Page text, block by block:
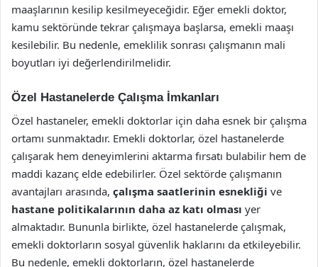
maaşlarının kesilip kesilmeyeceğidir. Eğer emekli doktor,
kamu sektöründe tekrar çalışmaya başlarsa, emekli maaşı
kesilebilir. Bu nedenle, emeklilik sonrası çalışmanın mali
boyutları iyi değerlendirilmelidir.
Özel Hastanelerde Çalışma İmkanları
Özel hastaneler, emekli doktorlar için daha esnek bir çalışma
ortamı sunmaktadır. Emekli doktorlar, özel hastanelerde
çalışarak hem deneyimlerini aktarma fırsatı bulabilir hem de
maddi kazanç elde edebilirler. Özel sektörde çalışmanın
avantajları arasında, çalışma saatlerinin esnekliği ve
hastane politikalarının daha az katı olması yer
almaktadır. Bununla birlikte, özel hastanelerde çalışmak,
emekli doktorların sosyal güvenlik haklarını da etkileyebilir.
Bu nedenle, emekli doktorların, özel hastanelerde